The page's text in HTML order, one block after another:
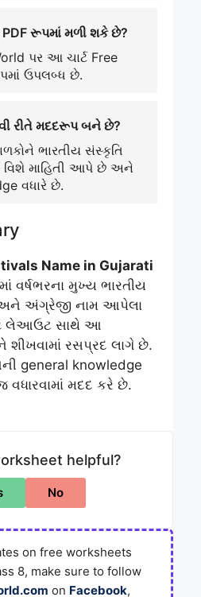
રૂપમાં મળી શકે છે?
પર આ ચાર્ટ Free
ઉપલબ્ધ છે.
રીતે મદદરૂપ બને છે?
ભારતીય સંસ્કૃતિ
વિશે માહિતી આપે છે અને
વધારે છે.
Name in Gujarati
વર્ષભરના મુખ્ય ભારતીય
અને અંગ્રેજી નામ આપેલા
લેઆઉટ સાથે આ
શીખવામાં રસપ્રદ લાગે છે.
general knowledge
મદદ કરે છે.
helpful?
No
on free worksheets
8, make sure to follow
on Facebook,